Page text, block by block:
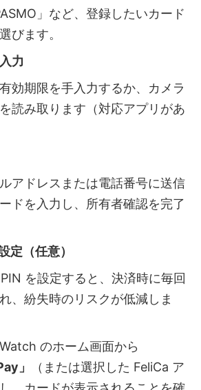
」など、登録したいカード
びます。
力
効期限を手入力するか、カメラ
読み取ります（対応アプリがあ
アドレスまたは電話番号に送信
ドを入力し、所有者確認を完了
定（任意）
を設定すると、決済時に毎回
、紛失時のリスクが低減しま
のホーム画面から
」
（または選択した FeliCa ア